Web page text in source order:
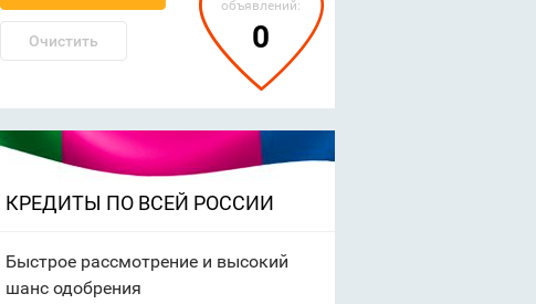
Очистить
объявлений:
0
КРЕДИТЫ ПО ВСЕЙ РОССИИ
Быстрое рассмотрение и высокий
шанс одобрения